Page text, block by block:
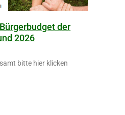
der
2026
bitte hier klicken